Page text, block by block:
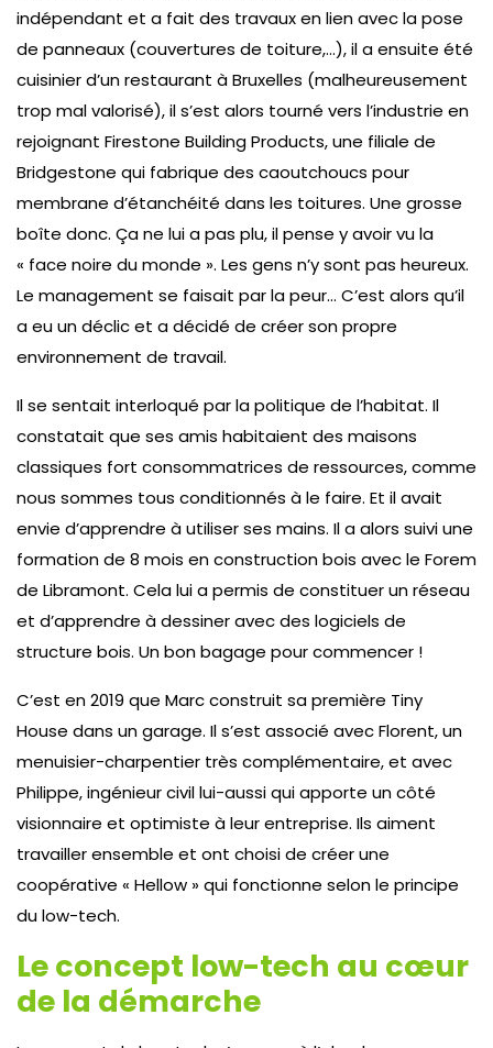
indépendant et a fait des travaux en lien avec la pose
de panneaux (couvertures de toiture,…), il a ensuite été
cuisinier d’un restaurant à Bruxelles (malheureusement
trop mal valorisé), il s’est alors tourné vers l’industrie en
rejoignant Firestone Building Products, une filiale de
Bridgestone qui fabrique des caoutchoucs pour
membrane d’étanchéité dans les toitures. Une grosse
boîte donc. Ça ne lui a pas plu, il pense y avoir vu la
« face noire du monde ». Les gens n’y sont pas heureux.
Le management se faisait par la peur… C’est alors qu’il
a eu un déclic et a décidé de créer son propre
environnement de travail.
Il se sentait interloqué par la politique de l’habitat. Il
constatait que ses amis habitaient des maisons
classiques fort consommatrices de ressources, comme
nous sommes tous conditionnés à le faire. Et il avait
envie d’apprendre à utiliser ses mains. Il a alors suivi une
formation de 8 mois en construction bois avec le Forem
de Libramont. Cela lui a permis de constituer un réseau
et d’apprendre à dessiner avec des logiciels de
structure bois. Un bon bagage pour commencer !
C’est en 2019 que Marc construit sa première Tiny
House dans un garage. Il s’est associé avec Florent, un
menuisier-charpentier très complémentaire, et avec
Philippe, ingénieur civil lui-aussi qui apporte un côté
visionnaire et optimiste à leur entreprise. Ils aiment
travailler ensemble et ont choisi de créer une
coopérative « Hellow » qui fonctionne selon le principe
du low-tech.
Le concept low-tech au cœur
de la démarche